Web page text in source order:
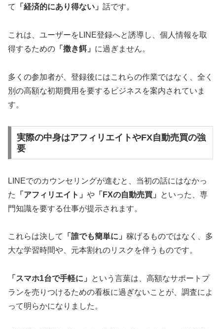
て
「経済的にあり得ない」 話です。
これは、ユーザーをLINE登録へと誘導し、個人情報を取
得するための 「撒き餌」 に過ぎません。
多くの参加者が、登録後にはこれらの作業ではなく、全く
別の高額な初期費用を要するビジネスを案内されていま
す。
実際の中身はアフィリエイトやFX自動売買の強
要
LINEでのカウンセリングが進むと、当初の話にはなかっ
た
「アフィリエイト」 や 「FXの自動売買」
といった、専
門知識を要する仕事が提示されます。
これらは決して 「誰でも簡単に」 稼げるものではなく、多
大な学習時間や、元本割れのリスクを伴うものです。
「スマホ1台で手軽に」
という言葉は、高額なサポートプ
ランを売りつけるための看板に過ぎないことが、調査によ
って明らかになりました。